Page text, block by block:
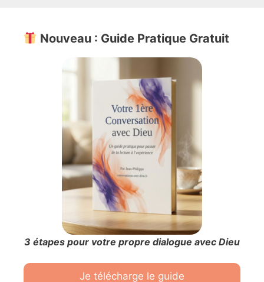
Nouveau : Guide Pratique Gratuit
3 étapes pour votre propre dialogue avec Dieu
Je télécharge le guide